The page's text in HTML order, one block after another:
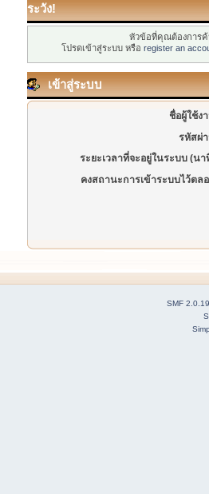
ระวัง!
หัวข้อที่คุณต้องการ
โปรดเข้าสู่ระบบ หรือ register an
เข้าสู่ระบบ
ชื่อผู้ใช้ง
รหัสผ่
ระยะเวลาที่จะอยู่ในระบบ (นา
คงสถานะการเข้าระบบไว้ตล
SMF 2.0.19